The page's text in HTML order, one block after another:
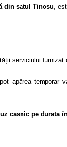
din satul Tinosu ,
serviciului furnizat
apărea temporar
casnic pe durata